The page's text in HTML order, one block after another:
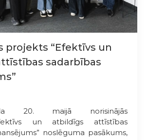
projekts “Efektīvs un
sadarbības
20. maijā norisinājās
un atbildīgs attīstības
noslēguma pasākums,